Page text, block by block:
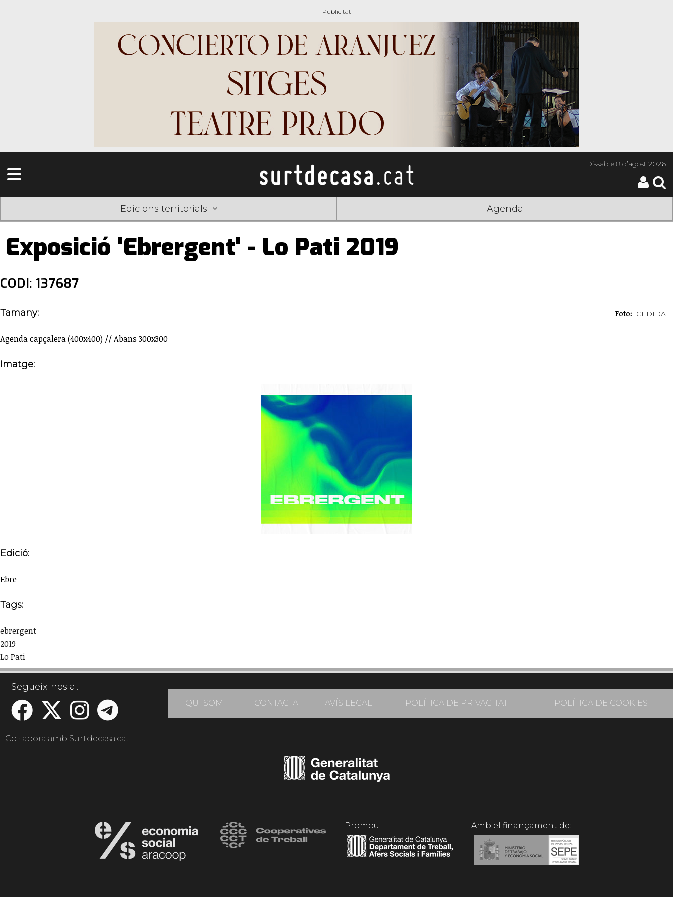
Dissabte8 d’agost 2026
Edicions territorials Agenda
Exposició 'Ebrergent' - Lo Pati 2019
CODI: 137687
Foto: CEDIDA
Tamany:
Agenda capçalera (400x400) // Abans 300x300
Imatge:
Edició:
Ebre
Tags:
ebrergent
2019
Lo Pati
Segueix-nos a...
QUI SOM CONTACTA AVÍS LEGAL POLÍTICA DE PRIVACITAT POLÍTICA DE COOKIES
Col·labora amb Surtdecasa.cat
Promou: Amb el finançament de: